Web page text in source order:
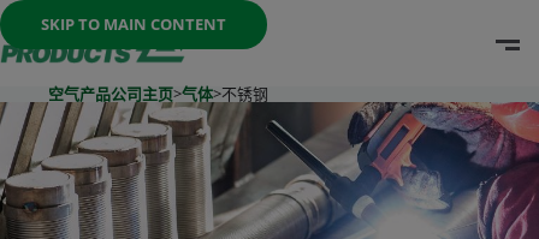
SKIP TO MAIN CONTENT
Once the menu is open you can move between options
空气产品公司主页>气体>不锈钢